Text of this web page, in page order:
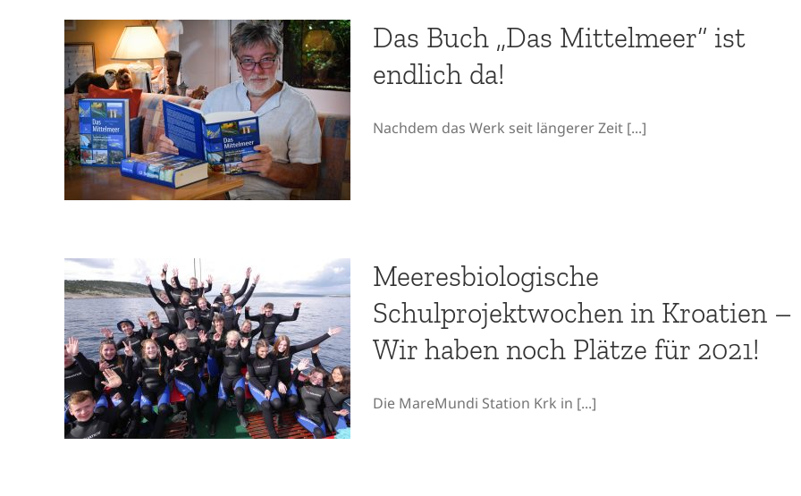
Das Buch „Das
Mittelmeer“ ist
endlich da!
Das Buch „Das Mittelmeer“ ist
endlich da!
Nachdem das Werk seit längerer Zeit [...]
Meeresbiologische
Schulprojektwochen
in Kroatien – Wir
haben noch Plätze für
2021!
Meeresbiologische
Schulprojektwochen in Kroatien –
Wir haben noch Plätze für 2021!
Die MareMundi Station Krk in [...]
Das Meer – ein